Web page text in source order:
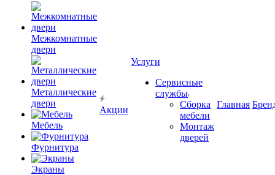
Межкомнатные
двери
Металлические
двери
Мебель
Фурнитура
Экраны
Акции
Услуги
Сервисные
службы
Сборка
мебели
Монтаж
дверей
Главная